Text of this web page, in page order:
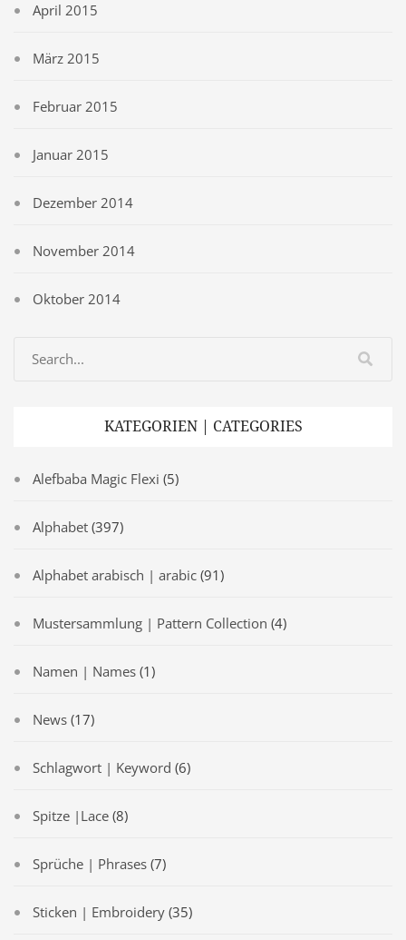
April 2015
März 2015
Februar 2015
Januar 2015
Dezember 2014
November 2014
Oktober 2014
KATEGORIEN | CATEGORIES
Alefbaba Magic Flexi (5)
Alphabet (397)
Alphabet arabisch | arabic (91)
Mustersammlung | Pattern Collection (4)
Namen | Names (1)
News (17)
Schlagwort | Keyword (6)
Spitze |Lace (8)
Sprüche | Phrases (7)
Sticken | Embroidery (35)